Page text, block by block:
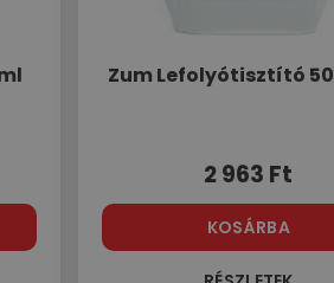
Zum Lefolyótisztító
2 963 Ft
KOSÁRBA